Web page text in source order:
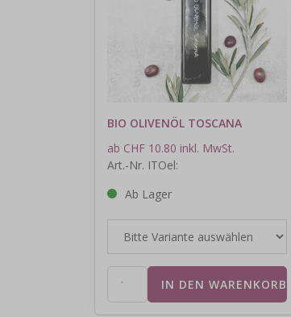
BIO OLIVENÖL TOSCANA
ab CHF 10.80 inkl. MwSt.
Art.-Nr. ITOel:
Ab Lager